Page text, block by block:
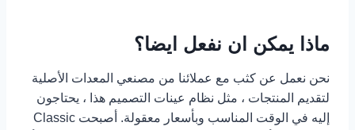
ماذا يمكن ان نفعل ايضا؟
نحن نعمل عن كثب مع عملائنا من مصنعي المعدات الأصلية
لتقديم المنتجات ، مثل نظام عينات التصميم هذا ، يحتاجون
إليه في الوقت المناسب وبأسعار معقولة. أصبحت Classic